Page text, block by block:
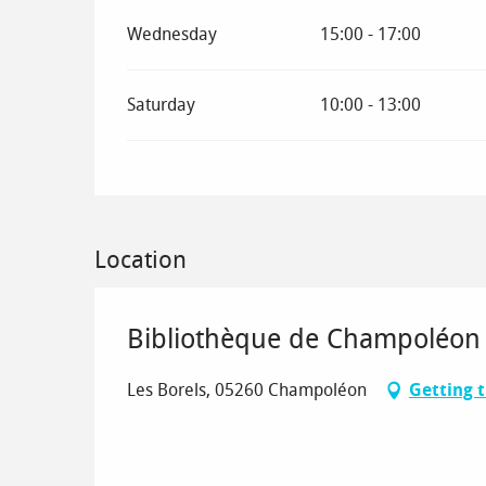
Wednesday 15:00 - 17:00
Saturday 10:00 - 13:00
Location
Bibliothèque de Champoléon
Les Borels, 05260 Champoléon Getting